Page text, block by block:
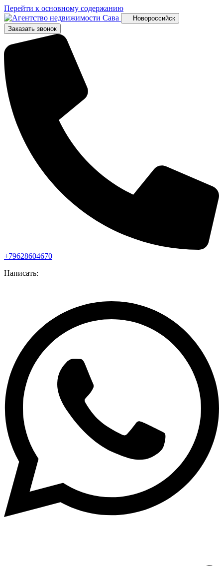
Перейти к основному содержанию
Новороссийск
Заказать звонок
+79628604670
Написать: